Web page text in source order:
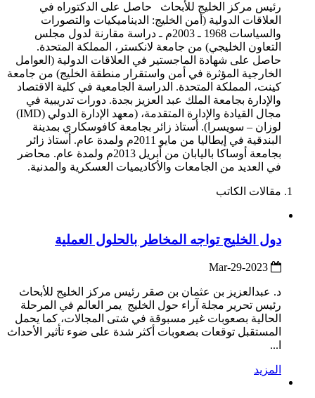
رئيس مركز الخليج للأبحاث حاصل على الدكتوراه في
العلاقات الدولية (أمن الخليج: الديناميكيات والتصورات
والسياسات 1968 ـ 2003م ـ دراسة مقارنة لدول مجلس
التعاون الخليجي) من جامعة لانكستر، المملكة المتحدة.
حاصل على شهادة الماجستير في العلاقات الدولية (العوامل
الخارجية المؤثرة في أمن واستقرار منطقة الخليج) من جامعة
كينت، المملكة المتحدة. الدراسة الجامعية في كلية الاقتصاد
والإدارة بجامعة الملك عبد العزيز بجدة. دورات تدريبية في
مجال القيادة والإدارة المتقدمة، (معهد الإدارة الدولي (IMD)
لوزان – سويسرا). أستاذ زائر بجامعة كافوسكاري بمدينة
البندقية في إيطاليا من مايو 2011م ولمدة عام. أستاذ زائر
بجامعة أوساكا باليابان من أبريل 2013م ولمدة عام. محاضر
في العديد من الجامعات والأكاديميات العسكرية والمدنية.
مقالات الكاتب
دول الخليج تواجه المخاطر بالحلول العملية
د. عبدالعزيز بن عثمان بن صقر رئيس مركز الخليج للأبحاث
رئيس تحرير مجلة آراء حول الخليج يمر العالم في المرحلة
الحالية بصعوبات غير مسبوقة في شتى المجالات، كما يحمل
المستقبل توقعات بصعوبات أكثر شدة على ضوء تأثير الأحداث
ا...
المزيد